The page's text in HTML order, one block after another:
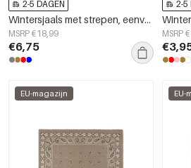
2-5 DAGEN
Wintersjaals met strepen, eenvoudig, polyester, geschikt voor dagelijks gebruik.
MSRP €18,99
€6,75
2-5
MSRP
EU-magazijn EU-